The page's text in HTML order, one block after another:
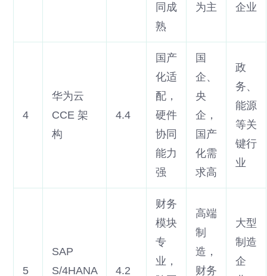
同成
熟
为主
企业
4
华为云
CCE 架
构
4.4
国产
化适
配，
硬件
协同
能力
强
国
企、
央
企，
国产
化需
求高
政
务、
能源
等关
键行
业
5
SAP
S/4HANA
4.2
财务
模块
专
业，
高端
制
造，
财务
大型
制造
企